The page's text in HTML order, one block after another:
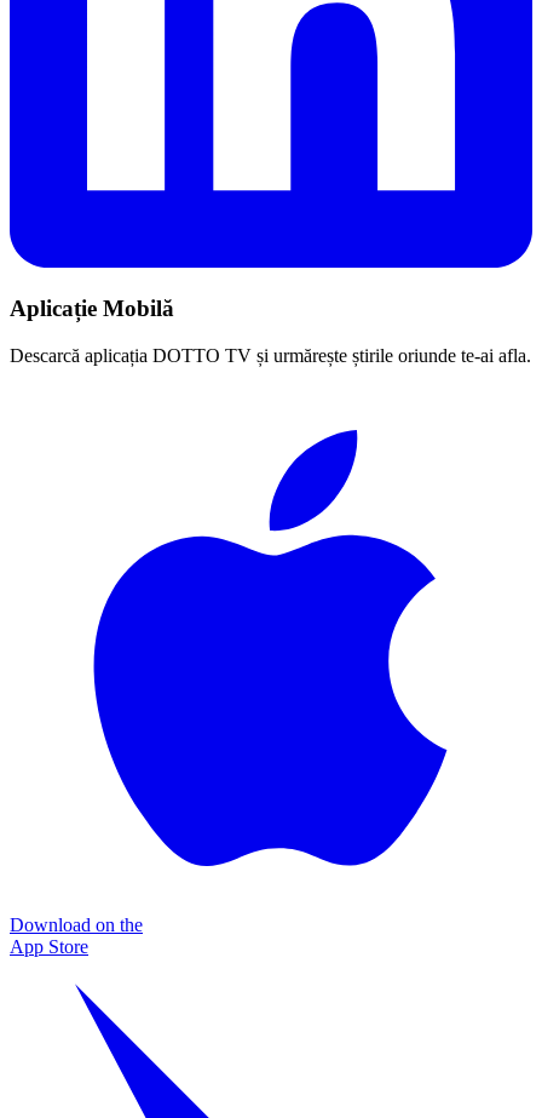
Aplicație Mobilă
Descarcă aplicația DOTTO TV și urmărește știrile oriunde te-ai afla.
Download on the
App Store